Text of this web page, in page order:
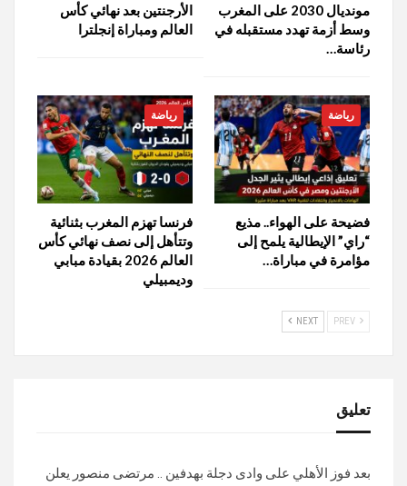
مونديال 2030 على المغرب
وسط أزمة تهدد مستقبله في
رئاسة…
الأرجنتين بعد نهائي كأس
العالم ومباراة إنجلترا
رياضة
فضيحة على الهواء.. مذيع
“راي” الإيطالية يلمح إلى
مؤامرة في مباراة…
رياضة
فرنسا تهزم المغرب بثنائية
وتتأهل إلى نصف نهائي كأس
العالم 2026 بقيادة مبابي
وديمبيلي
NEXT
تعليق
بعد فوز الأهلي على وادى دجلة بهدفين .. مرتضى منصور يعلن